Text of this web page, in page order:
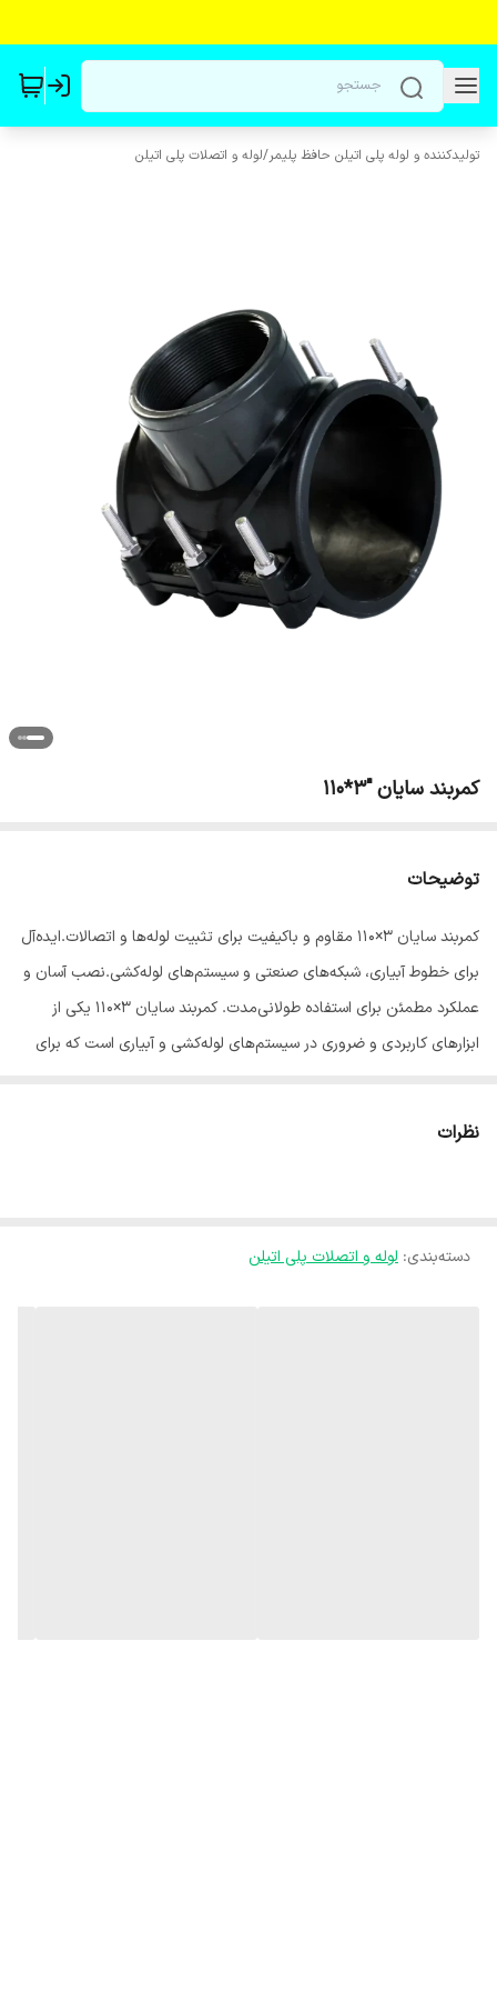
تولیدکننده و لوله پلی اتیلن حافظ پلیمر/لوله و اتصلات پلی اتیلن
کمربند سایان "3*110
توضیحات
کمربند سایان 3×110 مقاوم و باکیفیت برای تثبیت لوله‌ها و اتصالات.ایده‌آل
برای خطوط آبیاری، شبکه‌های صنعتی و سیستم‌های لوله‌کشی.نصب آسان و
عملکرد مطمئن برای استفاده طولانی‌مدت. کمربند سایان 3×110 یکی از
ابزارهای کاربردی و ضروری در سیستم‌های لوله‌کشی و آبیاری است که برای
ساخته شده از مواد مقاوم و با دوام، کمربند سایان در برابر فشار کاری، ضربه
شبکه‌های آبیاری، خطوط صنعتی و پروژه‌های زیرساختی را افزایش می‌دهد.
نظرات
دسته‌بندی: لوله و اتصلات پلی اتیلن